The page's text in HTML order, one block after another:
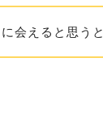
に会えると思う